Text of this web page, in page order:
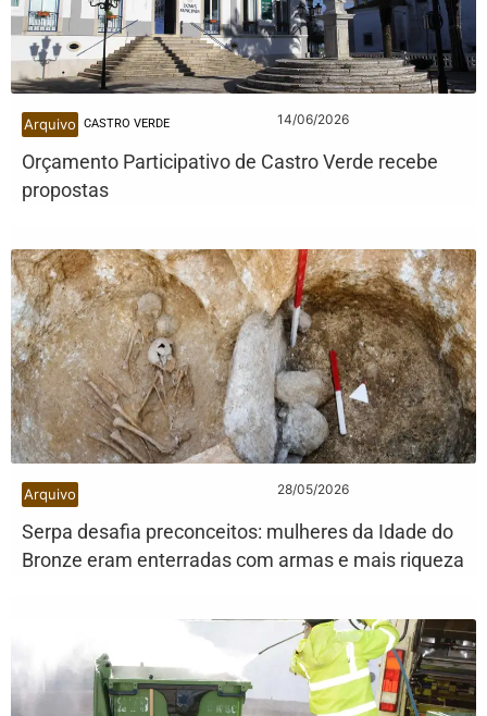
Arquivo CASTRO VERDE 14/06/2026
Orçamento Participativo de Castro Verde recebe
propostas
Arquivo 28/05/2026
Serpa desafia preconceitos: mulheres da Idade do
Bronze eram enterradas com armas e mais riqueza